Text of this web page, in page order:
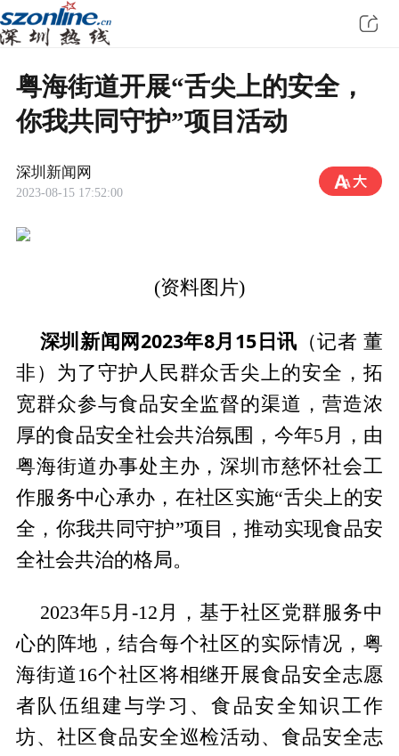
粤海街道开展“舌尖上的安全，
你我共同守护”项目活动
深圳新闻网
2023-08-15 17:52:00
(资料图片)
深圳新闻网2023年8月15日讯 （记者 董
非）为了守护人民群众舌尖上的安全，拓
宽群众参与食品安全监督的渠道，营造浓
厚的食品安全社会共治氛围，今年5月，由
粤海街道办事处主办，深圳市慈怀社会工
作服务中心承办，在社区实施“舌尖上的安
全，你我共同守护”项目，推动实现食品安
全社会共治的格局。
2023年5月-12月，基于社区党群服务中
心的阵地，结合每个社区的实际情况，粤
海街道16个社区将相继开展食品安全志愿
者队伍组建与学习、食品安全知识工作
坊、社区食品安全巡检活动、食品安全志